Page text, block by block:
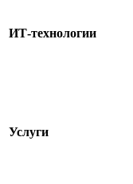
ИТ-технологии
Услуги